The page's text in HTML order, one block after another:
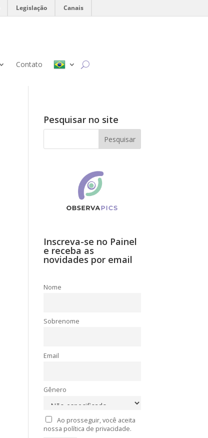
Legislação Canais
Contato
Pesquisar no site
Inscreva-se no Painel
e receba as
novidades por email
Nome
Sobrenome
Email
Gênero
Ao prosseguir, você aceita
nossa política de privacidade.